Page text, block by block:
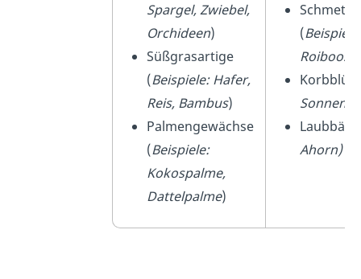
Spargel, Zwiebel,
Orchideen)
Süßgrasartige
(Beispiele: Hafer,
Reis, Bambus)
Palmengewächse
(Beispiele:
Kokospalme,
Dattelpalme)
(Beispiel:
Roiboos
Ahorn)